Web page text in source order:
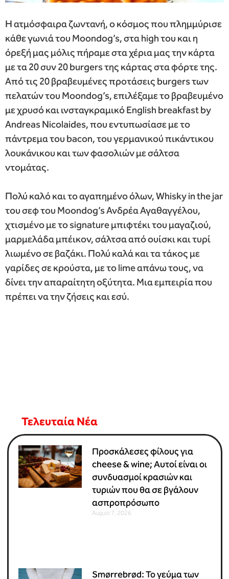
Η ατμόσφαιρα ζωντανή, ο κόσμος που πλημμύρισε
κάθε γωνιά του Moondog’s, στα high του και η
όρεξή μας μόλις πήραμε στα χέρια μας την κάρτα
με τα 20 συν 20 burgers της κάρτας στα φόρτε της.
Από τις 20 βραβευμένες προτάσεις burgers των
πελατών του Moondog’s, επιλέξαμε το βραβευμένο
με χρυσό και ινσταγκραμικό English breakfast by
Andreas Nicolaides, που εντυπωσίασε με το
πάντρεμα του bacon, του γερμανικού πικάντικου
λουκάνικου και των φασολιών με σάλτσα
ντομάτας.
Πολύ καλό και το αγαπημένο όλων, Whisky in the jar
του σεφ του Moondog’s Ανδρέα Αγαθαγγέλου,
χτισμένο με το signature μπιφτέκι του μαγαζιού,
μαρμελάδα μπέικον, σάλτσα από ουίσκι και τυρί
λιωμένο σε βαζάκι. Πολύ καλά και τα τάκος με
γαρίδες σε κρούστα, με το lime απάνω τους, να
δίνει την απαραίτητη οξύτητα. Μια εμπειρία που
πρέπει να την ζήσεις και εσύ.
Τελευταία Νέα
Προσκάλεσες φίλους για
cheese & wine; Αυτοί είναι οι
συνδυασμοί κρασιών και
τυριών που θα σε βγάλουν
ασπροπρόσωπο
August 7, 2026
Smørrebrød: Το γεύμα των